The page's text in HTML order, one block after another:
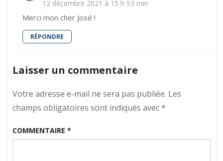
12 décembre 2021 à 15 h 53 min
Merci mon cher José !
RÉPONDRE
Laisser un commentaire
Votre adresse e-mail ne sera pas publiée. Les
champs obligatoires sont indiqués avec*
COMMENTAIRE *